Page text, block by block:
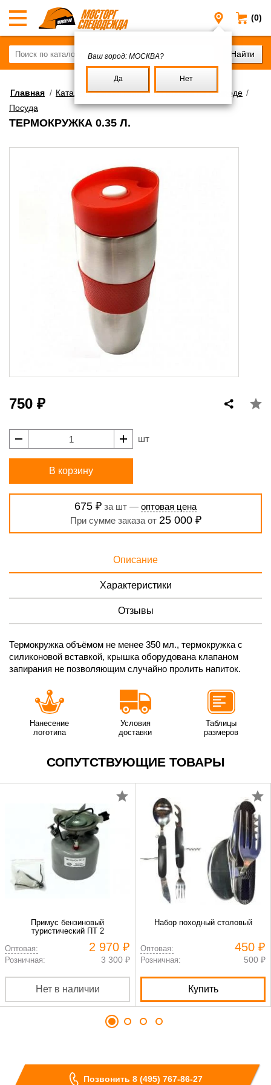
(0)
Москва
Ваш город: МОСКВА?
Да Нет
Главная / Каталог/Снаряжение для отдыха на природе /
Посуда
ТЕРМОКРУЖКА 0.35 Л.
750 ₽
шт
В корзину
675 ₽ за шт — оптовая цена
При сумме заказа от 25 000 ₽
Описание
Характеристики
Отзывы
Термокружка объёмом не менее 350 мл., термокружка с
силиконовой вставкой, крышка оборудована клапаном
запирания не позволяющим случайно пролить напиток.
Нанесение
логотипа
Условия
доставки
Таблицы
размеров
СОПУТСТВУЮЩИЕ ТОВАРЫ
Примус бензиновый
туристический ПТ 2
Оптовая:
2 970 ₽
Розничная: 3 300 ₽
Нет в наличии
Набор походный столовый
Оптовая: 450 ₽
Розничная: 500 ₽
Купить
Позвонить 8 (495) 767-86-27